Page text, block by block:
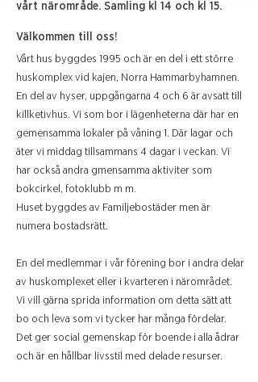
vårt närområde. Samling kl 14 och kl 15.
Välkommen till oss!
Vårt hus byggdes 1995 och är en del i ett större
huskomplex vid kajen, Norra Hammarbyhamnen.
En del av hyser, uppgångarna 4 och 6 är avsatt till
killketivhus. Vi som bor i lägenheterna där har en
gemensamma lokaler på våning 1. Där lagar och
äter vi middag tillsammans 4 dagar i veckan. Vi
har också andra gmensamma aktiviter som
bokcirkel, fotoklubb m m.
Huset byggdes av Familjebostäder men är
numera bostadsrätt.
En del medlemmar i vår förening bor i andra delar
av huskomplexet eller i kvarteren i närområdet.
Vi vill gärna sprida information om detta sätt att
bo och leva som vi tycker har många fördelar.
Det ger social gemenskap för boende i alla ådrar
och är en hållbar livsstil med delade resurser.